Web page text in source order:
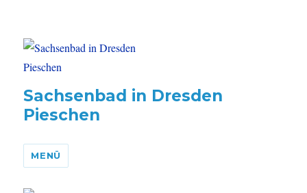
Sachsenbad in Dresden
Pieschen
MENÜ